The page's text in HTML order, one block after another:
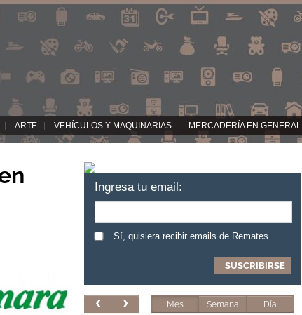
ARTE VEHÍCULOS Y MAQUINARIAS MERCADERÍA EN GENERAL
Ingresa tu email:
Sí, quisiera recibir emails de Remates.
Mes Semana Día